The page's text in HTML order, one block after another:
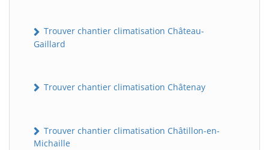
Trouver chantier climatisation Château-
Gaillard
Trouver chantier climatisation Châtenay
Trouver chantier climatisation Châtillon-en-
Michaille